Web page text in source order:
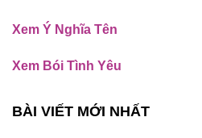
Xem Ý Nghĩa Tên
Xem Bói Tình Yêu
BÀI VIẾT MỚI NHẤT